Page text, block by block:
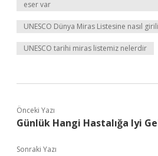
eser var
UNESCO Dünya Miras Listesine nasıl
UNESCO tarihi miras listemiz nelerdir
Önceki Yazı
Günlük Hangi Hastalığa Iyi
Sonraki Yazı